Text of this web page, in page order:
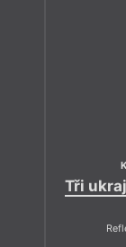
Tři